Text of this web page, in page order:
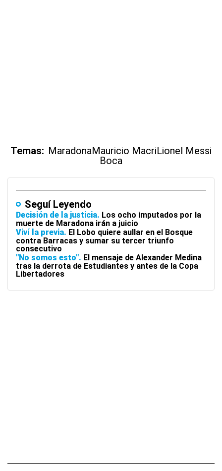
Temas: MaradonaMauricio MacriLionel Messi
Boca
Seguí Leyendo
Decisión de la justicia Los ocho imputados por la
muerte de Maradona irán a juicio
Viví la previa El Lobo quiere aullar en el Bosque
contra Barracas y sumar su tercer triunfo
consecutivo
"No somos esto" El mensaje de Alexander Medina
tras la derrota de Estudiantes y antes de la Copa
Libertadores